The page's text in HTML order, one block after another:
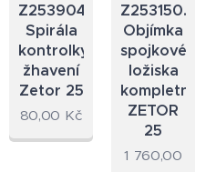
Z253904.25
Spirála
kontrolky
žhavení
Zetor 25
80,00 Kč
Z253150.12A
Objímka
spojkového
ložiska
kompletní
ZETOR
25
1 760,00